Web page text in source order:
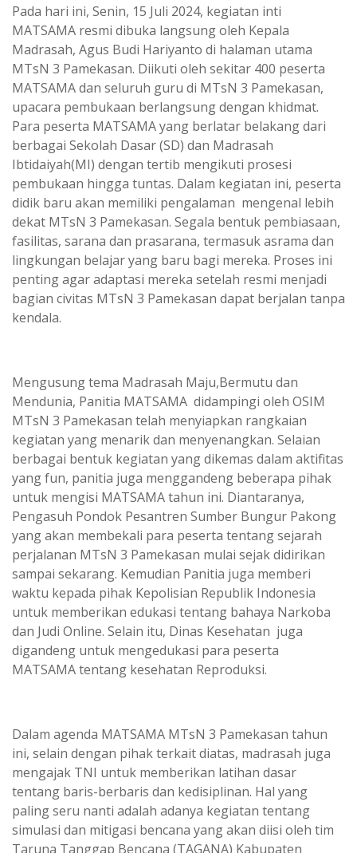
Pada hari ini, Senin, 15 Juli 2024, kegiatan inti
MATSAMA resmi dibuka langsung oleh Kepala
Madrasah, Agus Budi Hariyanto di halaman utama
MTsN 3 Pamekasan. Diikuti oleh sekitar 400 peserta
MATSAMA dan seluruh guru di MTsN 3 Pamekasan,
upacara pembukaan berlangsung dengan khidmat.
Para peserta MATSAMA yang berlatar belakang dari
berbagai Sekolah Dasar (SD) dan Madrasah
Ibtidaiyah(MI) dengan tertib mengikuti prosesi
pembukaan hingga tuntas. Dalam kegiatan ini, peserta
didik baru akan memiliki pengalaman mengenal lebih
dekat MTsN 3 Pamekasan. Segala bentuk pembiasaan,
fasilitas, sarana dan prasarana, termasuk asrama dan
lingkungan belajar yang baru bagi mereka. Proses ini
penting agar adaptasi mereka setelah resmi menjadi
bagian civitas MTsN 3 Pamekasan dapat berjalan tanpa
kendala.
Mengusung tema Madrasah Maju,Bermutu dan
Mendunia, Panitia MATSAMA didampingi oleh OSIM
MTsN 3 Pamekasan telah menyiapkan rangkaian
kegiatan yang menarik dan menyenangkan. Selaian
berbagai bentuk kegiatan yang dikemas dalam aktifitas
yang fun, panitia juga menggandeng beberapa pihak
untuk mengisi MATSAMA tahun ini. Diantaranya,
Pengasuh Pondok Pesantren Sumber Bungur Pakong
yang akan membekali para peserta tentang sejarah
perjalanan MTsN 3 Pamekasan mulai sejak didirikan
sampai sekarang. Kemudian Panitia juga memberi
waktu kepada pihak Kepolisian Republik Indonesia
untuk memberikan edukasi tentang bahaya Narkoba
dan Judi Online. Selain itu, Dinas Kesehatan juga
digandeng untuk mengedukasi para peserta
MATSAMA tentang kesehatan Reproduksi.
Dalam agenda MATSAMA MTsN 3 Pamekasan tahun
ini, selain dengan pihak terkait diatas, madrasah juga
mengajak TNI untuk memberikan latihan dasar
tentang baris-berbaris dan kedisiplinan. Hal yang
paling seru nanti adalah adanya kegiatan tentang
simulasi dan mitigasi bencana yang akan diisi oleh tim
Taruna Tanggap Bencana (TAGANA) Kabupaten